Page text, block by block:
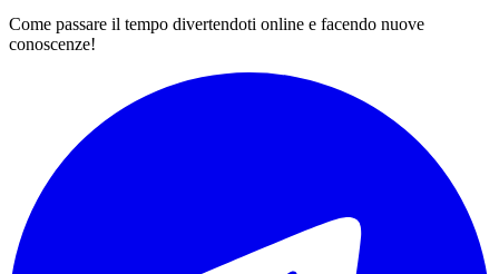
Come passare il tempo divertendoti online e facendo nuove
conoscenze!